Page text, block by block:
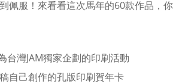
佩服！來看看這次馬年的60款作品，你
台灣JAM獨家企劃的印刷活動
自己創作的孔版印刷賀年卡